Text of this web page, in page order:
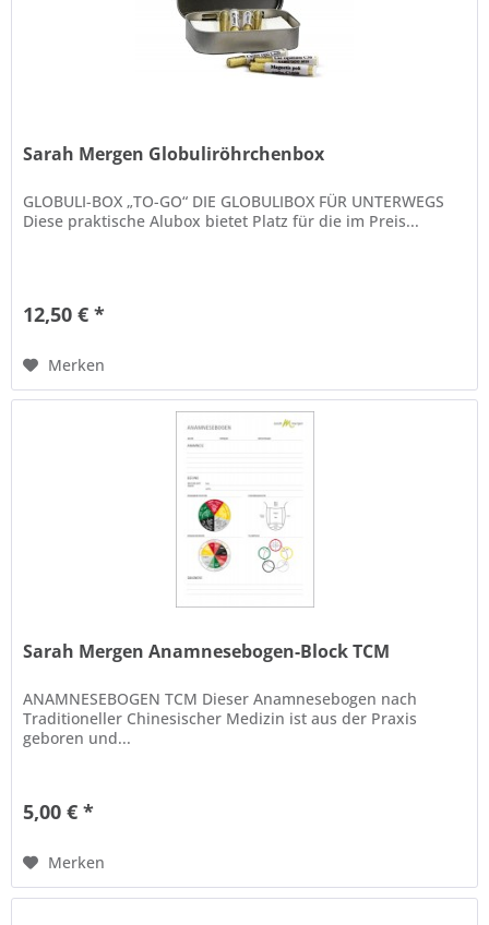
Sarah Mergen Globuliröhrchenbox
GLOBULI-BOX „TO-GO“ DIE GLOBULIBOX FÜR UNTERWEGS
Diese praktische Alubox bietet Platz für die im Preis...
12,50 € *
Merken
Sarah Mergen Anamnesebogen-Block TCM
ANAMNESEBOGEN TCM Dieser Anamnesebogen nach
Traditioneller Chinesischer Medizin ist aus der Praxis
geboren und...
5,00 € *
Merken